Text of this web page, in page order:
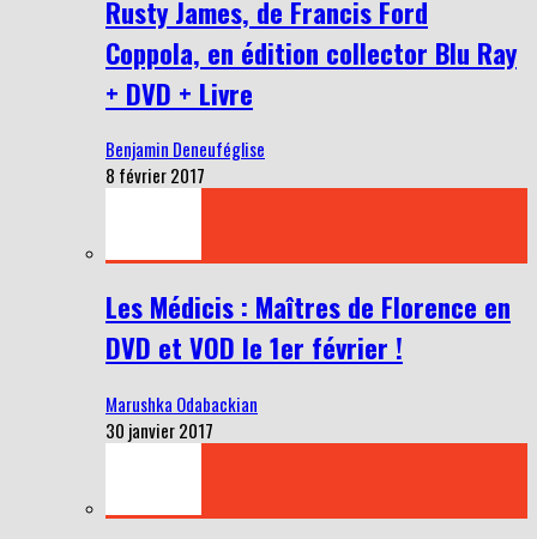
Rusty James, de Francis Ford
Coppola, en édition collector Blu Ray
+ DVD + Livre
Benjamin Deneuféglise
8 février 2017
Les Médicis : Maîtres de Florence en
DVD et VOD le 1er février !
Marushka Odabackian
30 janvier 2017